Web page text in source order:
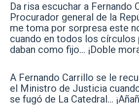
Da risa escuchar a Fernando
Procurador general de la
me toma por sorpresa este
cuando en todos los
daban como fijo… ¡Doble
A Fernando Carrillo se le
el Ministro de Justicia
se fugó de La Catedral…